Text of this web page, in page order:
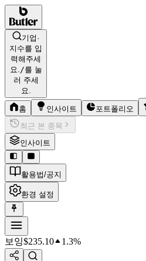
기업·
지수를 입
력해주세
요./를 눌
러 주세
요.
홈 인사이트 포트폴리오
최근 본 종목
인사이트
활용법/공지
환경 설정
보잉$235.10 1.3%